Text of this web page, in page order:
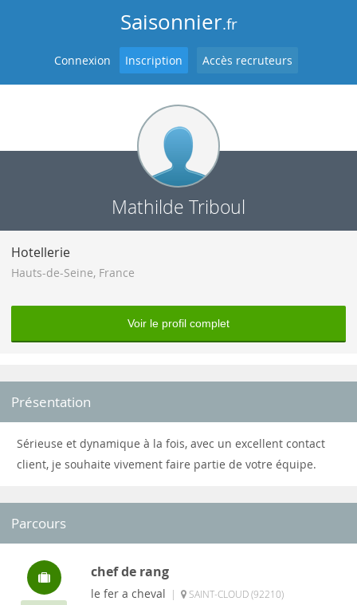
Saisonnier.fr
Connexion Inscription Accès recruteurs
Mathilde Triboul
Hotellerie
Hauts-de-Seine, France
Voir le profil complet
Présentation
Sérieuse et dynamique à la fois, avec un excellent contact
client, je souhaite vivement faire partie de votre équipe.
Parcours
chef de rang
le fer a cheval | SAINT-CLOUD (92210)